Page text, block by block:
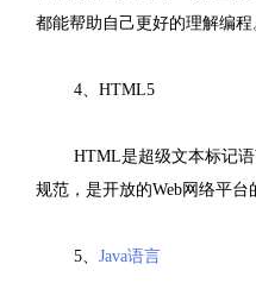
都能帮助自己更好的理解编
4、HTML5
HTML是超级文本标记
规范，是开放的Web网络平
5、 Java语言